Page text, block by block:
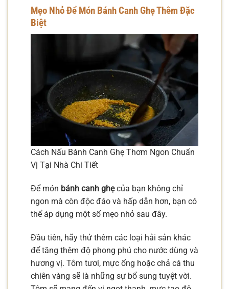
Mẹo Nhỏ Để Món Bánh Canh Ghẹ Thêm Đặc
Biệt
Cách Nấu Bánh Canh Ghẹ Thơm Ngon Chuẩn
Vị Tại Nhà Chi Tiết
Để món bánh canh ghẹcủa bạn không chỉ
ngon mà còn độc đáo và hấp dẫn hơn, bạn có
thể áp dụng một số mẹo nhỏ sau đây.
Đầu tiên, hãy thử thêm các loại hải sản khác
để tăng thêm độ phong phú cho nước dùng và
hương vị. Tôm tươi, mực ống hoặc chả cá thu
chiên vàng sẽ là những sự bổ sung tuyệt vời.